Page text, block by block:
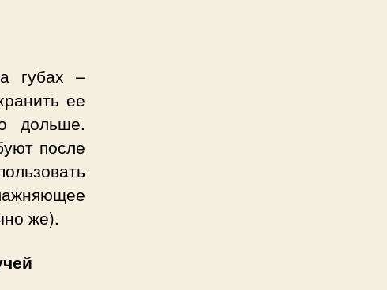
губах –
ее
дольше.
после
же).